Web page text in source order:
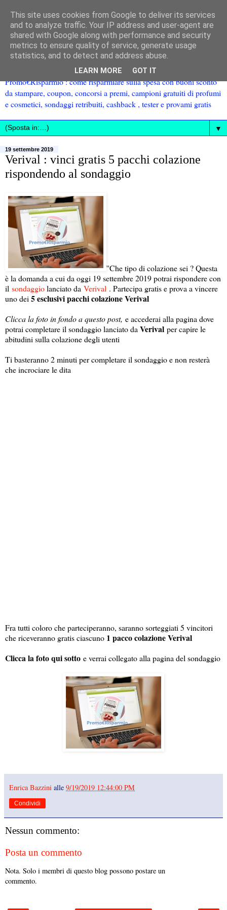
Promo€Risparmio : come risparmiare sulla spesa con buoni sconto
da stampare, coupon, concorsi a premi, campioni gratuiti di profumi
e cosmetici, sondaggi retribuiti, cashback , tester e provami gratis
▼
19 settembre 2019
Verival : vinci gratis 5 pacchi colazione
rispondendo al sondaggio
''Che tipo di colazione sei ? Questa
è la domanda a cui da oggi 19 settembre 2019 potrai rispondere con
il sondaggiolanciato da Verival . Partecipa gratis e prova a vincere
uno dei 5 esclusivi pacchi colazione Verival
Clicca la foto in fondo a questo post, e accederai alla pagina dove
potrai completare il sondaggio lanciato da Verival per capire le
abitudini sulla colazione degli utenti
Ti basteranno 2 minuti per completare il sondaggio e non resterà
che incrociare le dita
Fra tutti coloro che parteciperanno, saranno sorteggiati 5 vincitori
che riceveranno gratis ciascuno 1 pacco colazione Verival
Clicca la foto qui sotto e verrai collegato alla pagina del sondaggio
Enrica Bazzini alle 9/19/2019 12:44:00 PM
Condividi
Nessun commento:
Posta un commento
Nota. Solo i membri di questo blog possono postare un
commento.
This site uses cookies from Google to deliver its services
and to analyze traffic. Your IP address and user-agent are
shared with Google along with performance and security
metrics to ensure quality of service, generate usage
statistics, and to detect and address abuse.
LEARN MORE GOT IT